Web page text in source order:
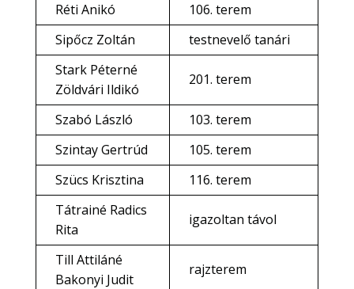
Réti Anikó
106. terem
Sipőcz Zoltán
testnevelő tanári
Stark Péterné
Zöldvári Ildikó
201. terem
Szabó László
103. terem
Szintay Gertrúd
105. terem
Szücs Krisztina
116. terem
Tátrainé Radics
Rita
igazoltan távol
Till Attiláné
Bakonyi Judit
rajzterem